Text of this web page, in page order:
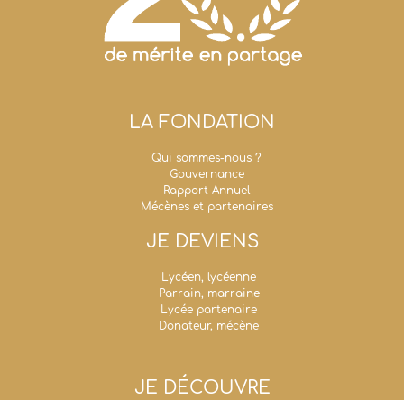
LA FONDATION
Qui sommes-nous ?
Gouvernance
Rapport Annuel
Mécènes et partenaires
JE DEVIENS
Lycéen, lycéenne
Parrain, marraine
Lycée partenaire
Donateur, mécène
JE DÉCOUVRE